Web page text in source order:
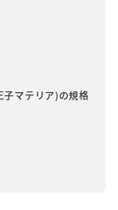
子マテリア)の規格